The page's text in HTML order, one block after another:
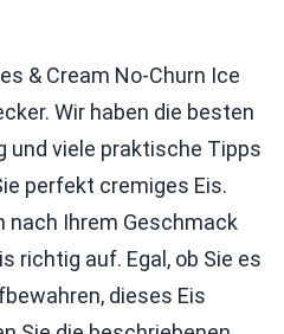
& Cream No-Churn Ice
Wir haben die besten
und viele praktische Tipps
perfekt cremiges Eis.
nach Ihrem Geschmack
richtig auf. Egal, ob Sie es
dieses Eis